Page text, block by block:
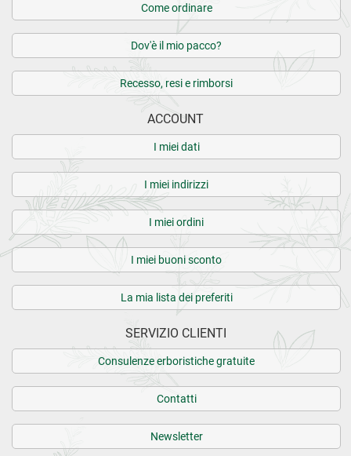
Come ordinare
Dov'è il mio pacco?
Recesso, resi e rimborsi
ACCOUNT
I miei dati
I miei indirizzi
I miei ordini
I miei buoni sconto
La mia lista dei preferiti
SERVIZIO CLIENTI
Consulenze erboristiche gratuite
Contatti
Newsletter